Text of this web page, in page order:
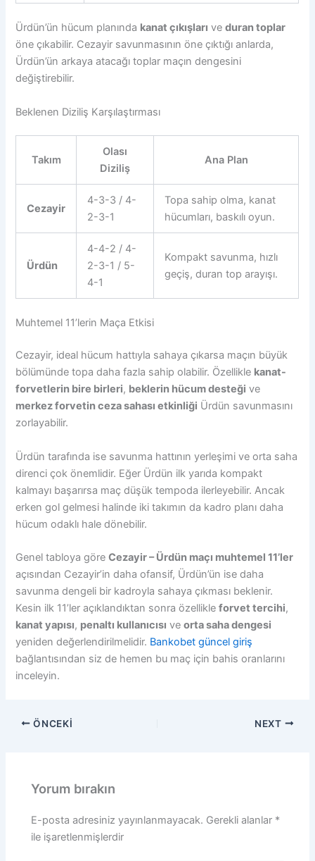
Ürdün’ün hücum planında kanat çıkışları veduran toplar
öne çıkabilir. Cezayir savunmasının öne çıktığı anlarda,
Ürdün’ün arkaya atacağı toplar maçın dengesini
değiştirebilir.
Beklenen Diziliş Karşılaştırması
Takım
Olası
Diziliş
Ana Plan
Cezayir
4-3-3 / 4-
2-3-1
Topa sahip olma, kanat
hücumları, baskılı oyun.
Ürdün
4-4-2 / 4-
2-3-1 / 5-
4-1
Kompakt savunma, hızlı
geçiş, duran top arayışı.
Muhtemel 11’lerin Maça Etkisi
Cezayir, ideal hücum hattıyla sahaya çıkarsa maçın büyük
bölümünde topa daha fazla sahip olabilir. Özellikle kanat-
forvetlerin bire birleri, beklerin hücum desteği ve
merkez forvetin ceza sahası etkinliği Ürdün savunmasını
zorlayabilir.
Ürdün tarafında ise savunma hattının yerleşimi ve orta saha
direnci çok önemlidir. Eğer Ürdün ilk yarıda kompakt
kalmayı başarırsa maç düşük tempoda ilerleyebilir. Ancak
erken gol gelmesi halinde iki takımın da kadro planı daha
hücum odaklı hale dönebilir.
Genel tabloya göreCezayir – Ürdün maçı muhtemel 11’ler
açısından Cezayir’in daha ofansif, Ürdün’ün ise daha
savunma dengeli bir kadroyla sahaya çıkması beklenir.
Kesin ilk 11’ler açıklandıktan sonra özellikleforvet tercihi,
kanat yapısı, penaltı kullanıcısı veorta saha dengesi
yeniden değerlendirilmelidir. Bankobet güncel giriş
bağlantısından siz de hemen bu maç için bahis oranlarını
inceleyin.
ÖNCEKI NEXT
Yorum bırakın
E-posta adresiniz yayınlanmayacak. Gerekli alanlar *
ile işaretlenmişlerdir